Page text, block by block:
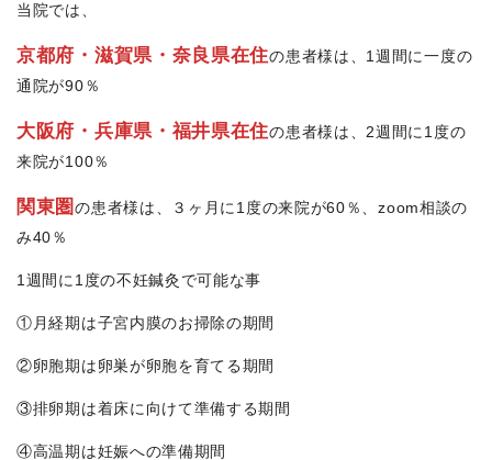
当院では、
京都府・滋賀県・奈良県在住の患者様は、1週間に一度の
通院が90％
大阪府・兵庫県・福井県在住の患者様は、2週間に1度の
来院が100％
関東圏の患者様は、３ヶ月に1度の来院が60％、zoom相談の
み40％
1週間に1度の不妊鍼灸で可能な事
①月経期は子宮内膜のお掃除の期間
②卵胞期は卵巣が卵胞を育てる期間
③排卵期は着床に向けて準備する期間
④高温期は妊娠への準備期間